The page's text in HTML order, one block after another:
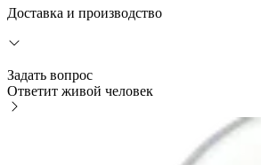
Доставка и производство
Задать вопрос
Ответит живой человек